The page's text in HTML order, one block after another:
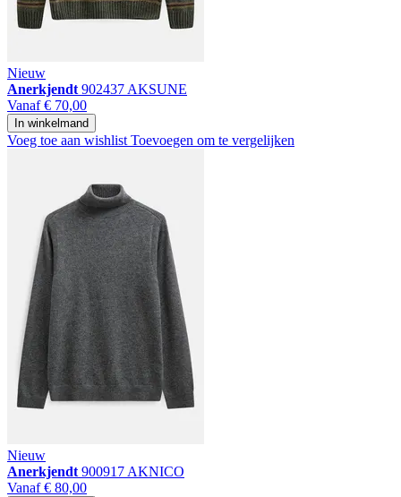
Nieuw
Anerkjendt 902437 AKSUNE
Vanaf € 70,00
In winkelmand
Voeg toe aan wishlist Toevoegen om te vergelijken
Nieuw
Anerkjendt 900917 AKNICO
Vanaf € 80,00